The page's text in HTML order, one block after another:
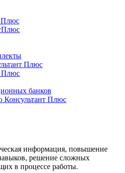
Плюс
Плюс
Плюс
банков
Консультант Плюс
информация, повышение
решение сложных
в процессе работы.